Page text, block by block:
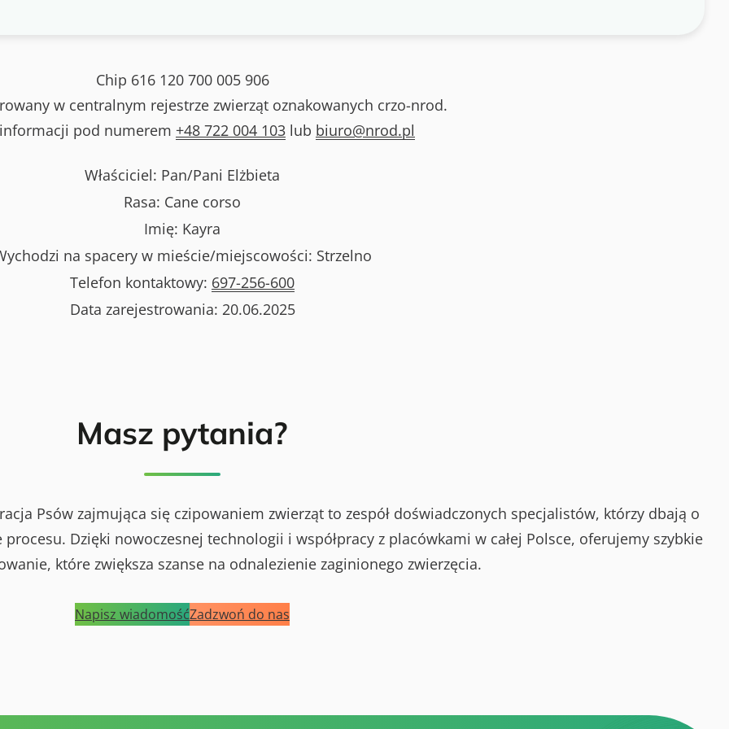
Chip 616 120 700 005 906
w centralnym rejestrze zwierząt oznakowanych crzo-nrod.
pod numerem +48 722 004 103 lub biuro@nrod.pl
Właściciel: Pan/Pani Elżbieta
Rasa: Cane corso
Imię: Kayra
na spacery w mieście/miejscowości: Strzelno
Telefon kontaktowy: 697-256-600
Data zarejestrowania: 20.06.2025
Masz pytania?
Psów zajmująca się czipowaniem zwierząt to zespół doświadczonych specjalistów, którzy dbają o
Dzięki nowoczesnej technologii i współpracy z placówkami w całej Polsce, oferujemy szybkie
które zwiększa szanse na odnalezienie zaginionego zwierzęcia.
Napisz wiadomośćZadzwoń do nas